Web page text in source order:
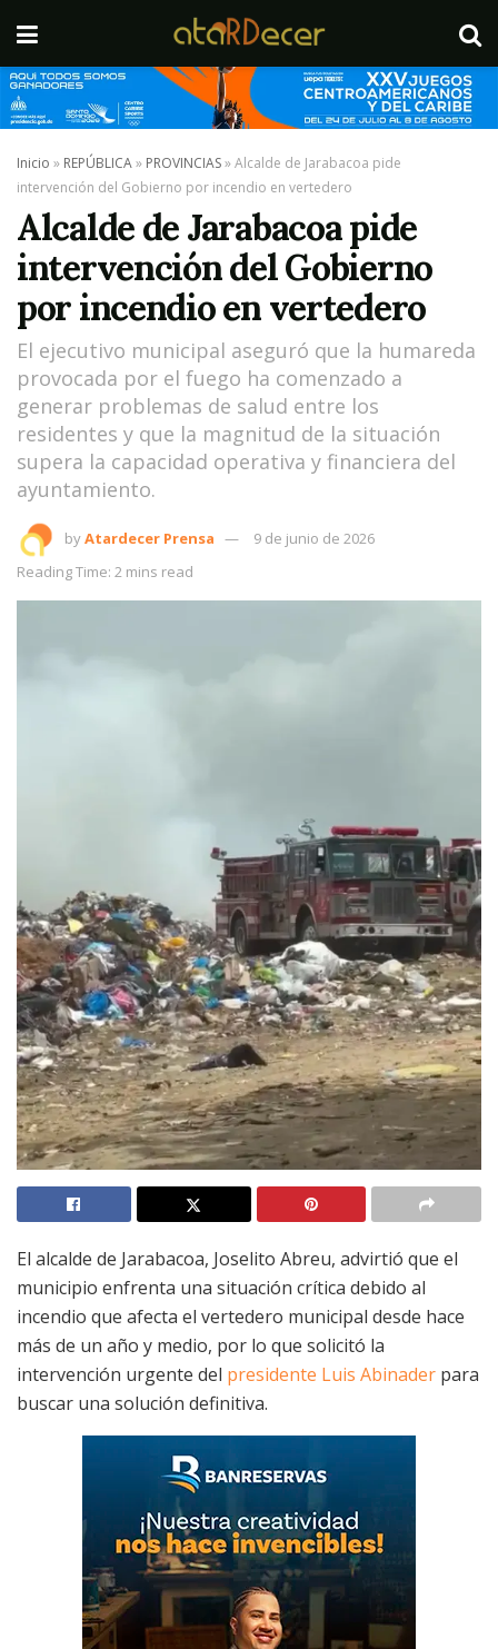
Inicio » REPÚBLICA» PROVINCIAS»Alcalde de Jarabacoa pide
intervención del Gobierno por incendio en vertedero
Alcalde de Jarabacoa pide
intervención del Gobierno
por incendio en vertedero
El ejecutivo municipal aseguró que la humareda
provocada por el fuego ha comenzado a
generar problemas de salud entre los
residentes y que la magnitud de la situación
supera la capacidad operativa y financiera del
ayuntamiento.
byAtardecer Prensa
9 de junio de 2026
Reading Time: 2 mins read
El alcalde de Jarabacoa, Joselito Abreu, advirtió que el
municipio enfrenta una situación crítica debido al
incendio que afecta el vertedero municipal desde hace
más de un año y medio, por lo que solicitó la
intervención urgente del presidente Luis Abinader para
buscar una solución definitiva.